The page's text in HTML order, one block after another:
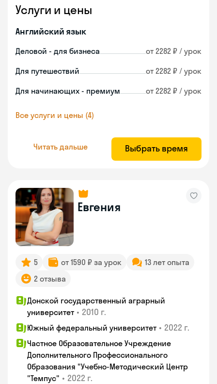
Услуги и цены
Английский язык
Деловой - для бизнеса от 2282 ₽ / урок
Для путешествий от 2282 ₽ / урок
Для начинающих - премиум от 2282 ₽ / урок
Все услуги и цены (4)
Читать дальше Выбрать время
Евгения
5 от 1590 ₽ за урок
13 лет опыта
2 отзыва
Донской государственный аграрный
университет • 2010 г.
Южный федеральный университет • 2022 г.
Частное Образовательное Учреждение
Дополнительного Профессионального
Образования "Учебно-Методический Центр
"Темпус" • 2022 г.